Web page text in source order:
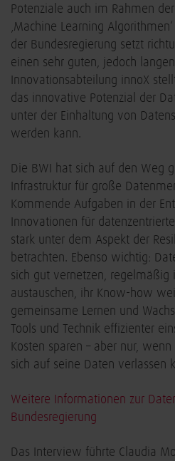
Potenziale auch im Rahmen
‚Machine Learning
der Bundesregierung setzt
einen sehr guten, jedoch
Innovationsabteilung innoX
das innovative Potenzial der
unter der Einhaltung von
werden kann.
Die BWI hat sich auf den Weg
Infrastruktur für große
Kommende Aufgaben in der
Innovationen für
stark unter dem Aspekt der
betrachten. Ebenso wichtig:
sich gut vernetzen, regelmäßig
austauschen, ihr Know-how
gemeinsame Lernen und
Tools und Technik effizienter
Kosten sparen – aber nur,
sich auf seine Daten verlassen
Weitere Informationen zur
Bundesregierung
Das Interview führte Claudia